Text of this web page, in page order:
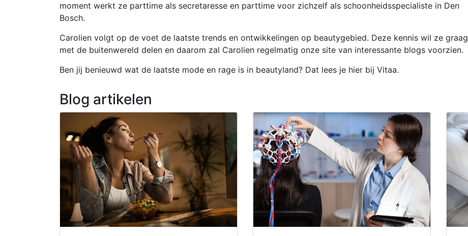
moment werkt ze parttime als secretaresse en parttime voor zichzelf als schoonheidsspecialiste in Den
Bosch.
Carolien volgt op de voet de laatste trends en ontwikkelingen op beautygebied. Deze kennis wil ze graag
met de buitenwereld delen en daarom zal Carolien regelmatig onze site van interessante blogs voorzien.
Ben jij benieuwd wat de laatste mode en rage is in beautyland? Dat lees je hier bij Vitaa.
Blog artikelen